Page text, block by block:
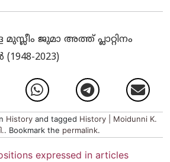
ജുമാ അത്ത് പ്ലാറ്റിനം
2023)
History and tagged History | Moidunni K.
. Bookmark the permalink.
expressed in articles